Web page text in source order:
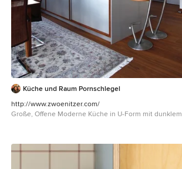
Küche und Raum Pornschlegel
http://www.zwoenitzer.com/
Große, Offene Moderne Küche in U-Form mit dunklem
Speckstein-Arbeitsplatte, Küchengeräten aus
Halbinsel und türkiser Arbeitsplatte in München